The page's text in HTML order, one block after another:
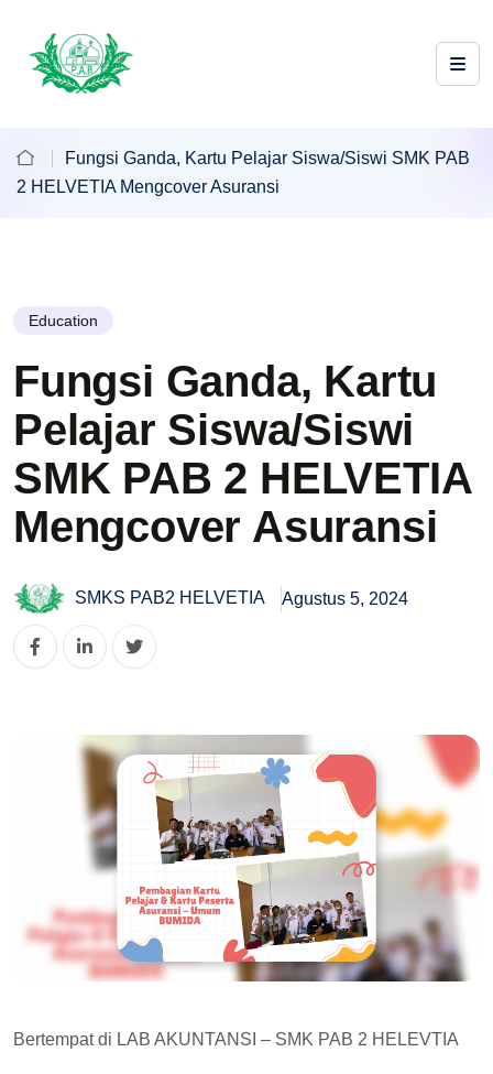
Fungsi Ganda, Kartu Pelajar Siswa/Siswi SMK PAB
2 HELVETIA Mengcover Asuransi
Education
Fungsi Ganda, Kartu
Pelajar Siswa/Siswi
SMK PAB 2 HELVETIA
Mengcover Asuransi
SMKS PAB2 HELVETIA Agustus 5, 2024
Bertempat di LAB AKUNTANSI – SMK PAB 2 HELEVTIA